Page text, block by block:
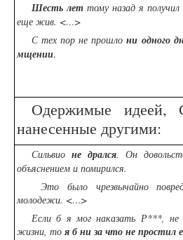
Шесть лет тому назад я получил
еще жив. <…>
С тех пор не прошлони одного
мщении.
Одержимые идеей,
нанесенные другими:
Сильвио не дрался. Он
объяснением и помирился.
Это было чрезвычайно
молодежи. <…>
Если б я мог наказать Р***, не
жизни, тоя б ни за что не простил